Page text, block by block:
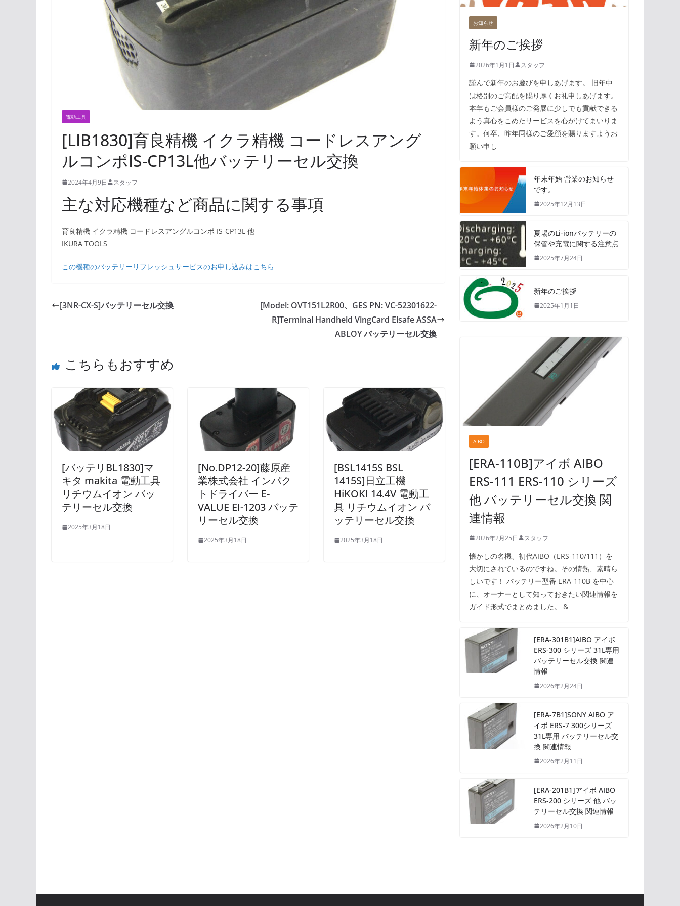
電動工具
[LIB1830]育良精機 イクラ精機 コードレスアング
ルコンポIS-CP13L他バッテリーセル交換
2024年4月9日 スタッフ
主な対応機種など商品に関する事項
育良精機 イクラ精機 コードレスアングルコンポ IS-CP13L 他
IKURA TOOLS
この機種のバッテリーリフレッシュサービスのお申し込みはこちら
[3NR-CX-S]バッテリーセル交換
[Model: OVT151L2R00、GES PN: VC-52301622-
R]Terminal Handheld VingCard Elsafe ASSA
ABLOY バッテリーセル交換
こちらもおすすめ
[バッテリBL1830]マ
キタ makita 電動工具
リチウムイオン バッ
テリーセル交換
2025年3月18日
[No.DP12-20]藤原産
業株式会社 インパク
トドライバー E-
VALUE EI-1203 バッテ
リーセル交換
2025年3月18日
[BSL1415S BSL
1415S]日立工機
HiKOKI 14.4V 電動工
具 リチウムイオン バ
ッテリーセル交換
2025年3月18日
お知らせ
新年のご挨拶
2026年1月1日 スタッフ
謹んで新年のお慶びを申しあげます。 旧年中
は格別のご高配を賜り厚くお礼申しあげます。
本年もご会員様のご発展に少しでも貢献できる
よう真心をこめたサービスを心がけてまいりま
す。何卒、昨年同様のご愛顧を賜りますようお
願い申し
年末年始 営業のお知らせ
です。
2025年12月13日
夏場のLi-ionバッテリーの
保管や充電に関する注意点
2025年7月24日
新年のご挨拶
2025年1月1日
AIBO
[ERA-110B]アイボ AIBO
ERS-111 ERS-110 シリーズ
他 バッテリーセル交換 関
連情報
2026年2月25日 スタッフ
懐かしの名機、初代AIBO（ERS-110/111）を
大切にされているのですね。その情熱、素晴ら
しいです！ バッテリー型番 ERA-110B を中心
に、オーナーとして知っておきたい関連情報を
ガイド形式でまとめました。 &
[ERA-301B1]AIBO アイボ
ERS-300 シリーズ 31L専用
バッテリーセル交換 関連
情報
2026年2月24日
[ERA-7B1]SONY AIBO ア
イボ ERS-7 300シリーズ
31L専用 バッテリーセル交
換 関連情報
2026年2月11日
[ERA-201B1]アイボ AIBO
ERS-200 シリーズ 他 バッ
テリーセル交換 関連情報
2026年2月10日